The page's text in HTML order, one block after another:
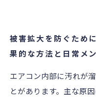
被害拡大を防ぐため
果的な方法と日常メ
エアコン内部に汚れが
とがあります。主な原